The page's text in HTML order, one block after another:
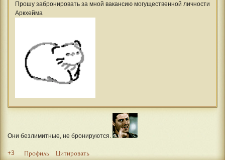
Прошу забронировать за мной вакансию могущественной личности
Аркхейма
Они безлимитные, не бронируются.
+3 Профиль Цитировать